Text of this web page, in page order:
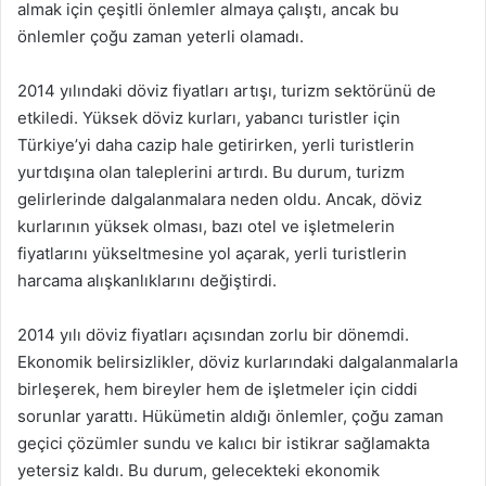
almak için çeşitli önlemler almaya çalıştı, ancak bu
önlemler çoğu zaman yeterli olamadı.
2014 yılındaki döviz fiyatları artışı, turizm sektörünü de
etkiledi. Yüksek döviz kurları, yabancı turistler için
Türkiye’yi daha cazip hale getirirken, yerli turistlerin
yurtdışına olan taleplerini artırdı. Bu durum, turizm
gelirlerinde dalgalanmalara neden oldu. Ancak, döviz
kurlarının yüksek olması, bazı otel ve işletmelerin
fiyatlarını yükseltmesine yol açarak, yerli turistlerin
harcama alışkanlıklarını değiştirdi.
2014 yılı döviz fiyatları açısından zorlu bir dönemdi.
Ekonomik belirsizlikler, döviz kurlarındaki dalgalanmalarla
birleşerek, hem bireyler hem de işletmeler için ciddi
sorunlar yarattı. Hükümetin aldığı önlemler, çoğu zaman
geçici çözümler sundu ve kalıcı bir istikrar sağlamakta
yetersiz kaldı. Bu durum, gelecekteki ekonomik